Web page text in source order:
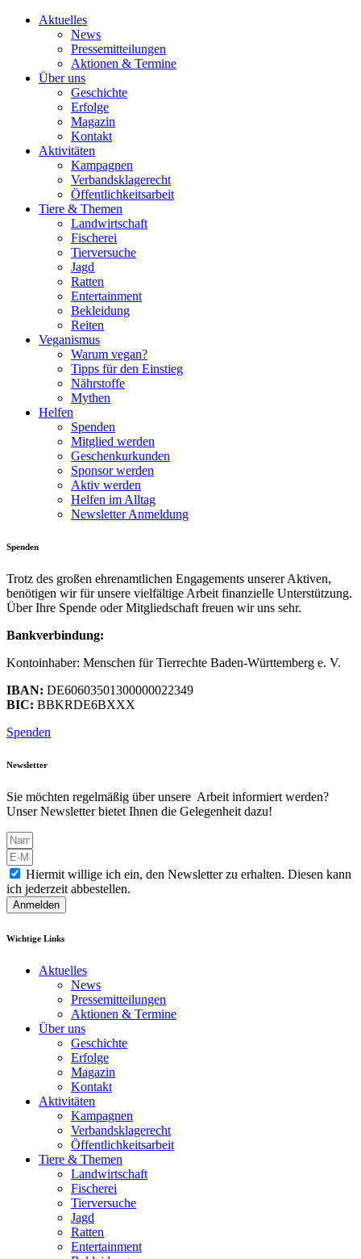
Aktuelles
News
Pressemitteilungen
Aktionen & Termine
Über uns
Geschichte
Erfolge
Magazin
Kontakt
Aktivitäten
Kampagnen
Verbandsklagerecht
Öffentlichkeitsarbeit
Tiere & Themen
Landwirtschaft
Fischerei
Tierversuche
Jagd
Ratten
Entertainment
Bekleidung
Reiten
Veganismus
Warum vegan?
Tipps für den Einstieg
Nährstoffe
Mythen
Helfen
Spenden
Mitglied werden
Geschenkurkunden
Sponsor werden
Aktiv werden
Helfen im Alltag
Newsletter Anmeldung
Spenden
Trotz des großen ehrenamtlichen Engagements unserer Aktiven,
benötigen wir für unsere vielfältige Arbeit finanzielle Unterstützung.
Über Ihre Spende oder Mitgliedschaft freuen wir uns sehr.
Bankverbindung:
Kontoinhaber: Menschen für Tierrechte Baden-Württemberg e. V.
IBAN: DE60603501300000022349
BIC: BBKRDE6BXXX
Spenden
Newsletter
Sie möchten regelmäßig über unsere Arbeit informiert werden?
Unser Newsletter bietet Ihnen die Gelegenheit dazu!
Hiermit willige ich ein, den Newsletter zu erhalten. Diesen kann
ich jederzeit abbestellen.
Anmelden
Wichtige Links
Aktuelles
News
Pressemitteilungen
Aktionen & Termine
Über uns
Geschichte
Erfolge
Magazin
Kontakt
Aktivitäten
Kampagnen
Verbandsklagerecht
Öffentlichkeitsarbeit
Tiere & Themen
Landwirtschaft
Fischerei
Tierversuche
Jagd
Ratten
Entertainment